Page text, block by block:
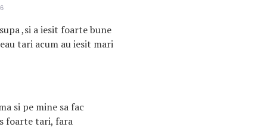
,si a iesit foarte bune
tari acum au iesit mari
si pe mine sa fac
foarte tari, fara